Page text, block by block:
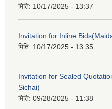
मिति: 10/17/2025 - 13:37
Invitation for Inline
मिति: 10/17/2025 - 13:35
Invitation for Sealed
Sichai)
मिति: 09/28/2025 - 11:38